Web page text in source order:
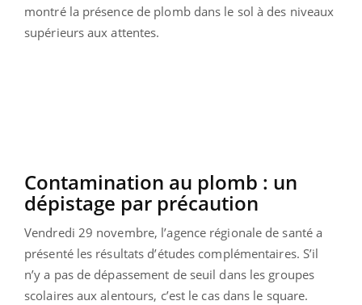
montré la présence de plomb dans le sol à des niveaux
supérieurs aux attentes.
Contamination au plomb : un
dépistage par précaution
Vendredi 29 novembre, l’agence régionale de santé a
présenté les résultats d’études complémentaires. S’il
n’y a pas de dépassement de seuil dans les groupes
scolaires aux alentours, c’est le cas dans le square.